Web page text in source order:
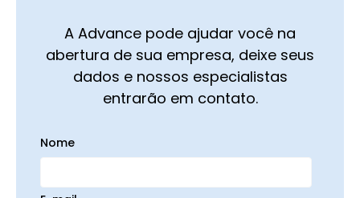
A Advance pode ajudar você na
abertura de sua empresa, deixe seus
dados e nossos especialistas
entrarão em contato.
Nome